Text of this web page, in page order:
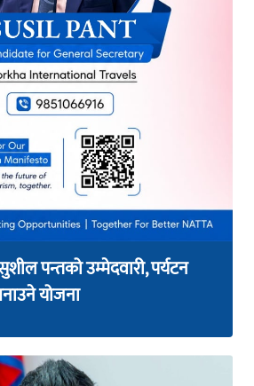
पन्तको उम्मेदवारी, पर्यटन
योजना